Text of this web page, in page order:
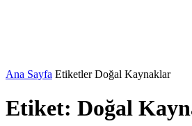
Ana Sayfa Etiketler Doğal Kaynaklar
Etiket: Doğal